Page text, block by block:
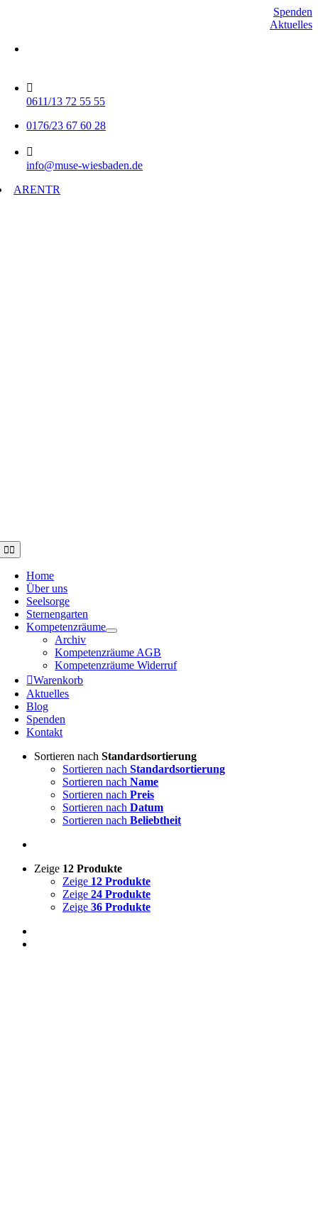
Spenden
Aktuelles
0611/13 72 55 55
0176/23 67 60 28
info@muse-wiesbaden.de
ARENTR
Toggle
Navigation
Home
Über uns
Seelsorge
Sternengarten
Kompetenzräume
Archiv
Kompetenzräume AGB
Kompetenzräume Widerruf
Warenkorb
Aktuelles
Blog
Spenden
Kontakt
Sortieren nach Standardsortierung
Sortieren nach Standardsortierung
Sortieren nach Name
Sortieren nach Preis
Sortieren nach Datum
Sortieren nach Beliebtheit
Zeige 12 Produkte
Zeige 12 Produkte
Zeige 24 Produkte
Zeige 36 Produkte